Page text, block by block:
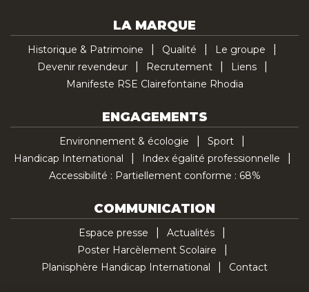
LA MARQUE
Historique & Patrimoine Qualité
Le groupe
Devenir revendeur
Recrutement
Liens
Manifeste RSE Clairefontaine Rhodia
ENGAGEMENTS
Environnement & écologie
Sport
Handicap International
Index égalité professionnelle
Accessibilité : Partiellement conforme : 68%
COMMUNICATION
Espace presse
Actualités
Poster Harcèlement Scolaire
Planisphère Handicap International
Contact